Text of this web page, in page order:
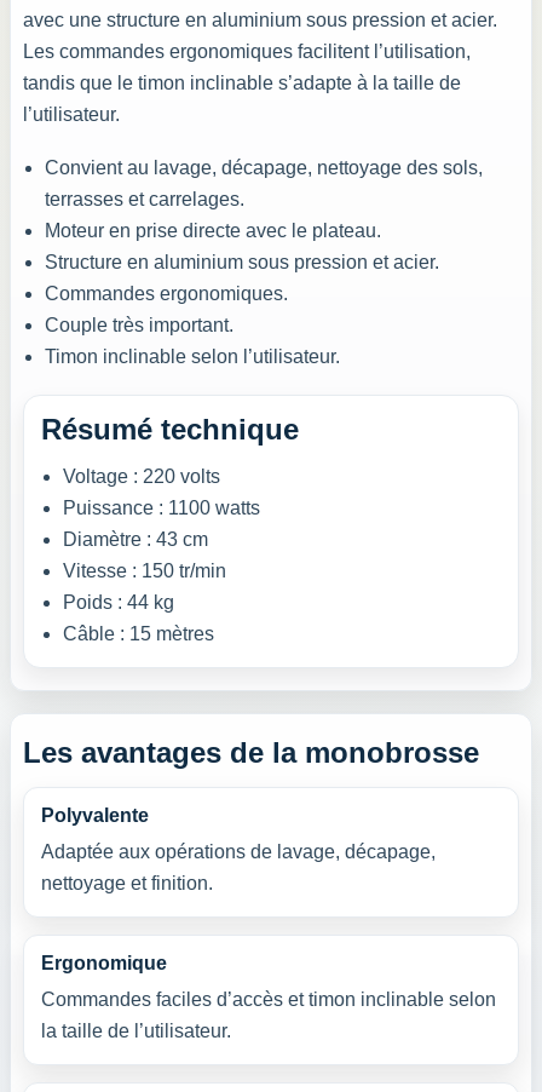
avec une structure en aluminium sous pression et acier.
Les commandes ergonomiques facilitent l’utilisation,
tandis que le timon inclinable s’adapte à la taille de
l’utilisateur.
Convient au lavage, décapage, nettoyage des sols,
terrasses et carrelages.
Moteur en prise directe avec le plateau.
Structure en aluminium sous pression et acier.
Commandes ergonomiques.
Couple très important.
Timon inclinable selon l’utilisateur.
Résumé technique
Voltage : 220 volts
Puissance : 1100 watts
Diamètre : 43 cm
Vitesse : 150 tr/min
Poids : 44 kg
Câble : 15 mètres
Les avantages de la monobrosse
Polyvalente
Adaptée aux opérations de lavage, décapage,
nettoyage et finition.
Ergonomique
Commandes faciles d’accès et timon inclinable selon
la taille de l’utilisateur.